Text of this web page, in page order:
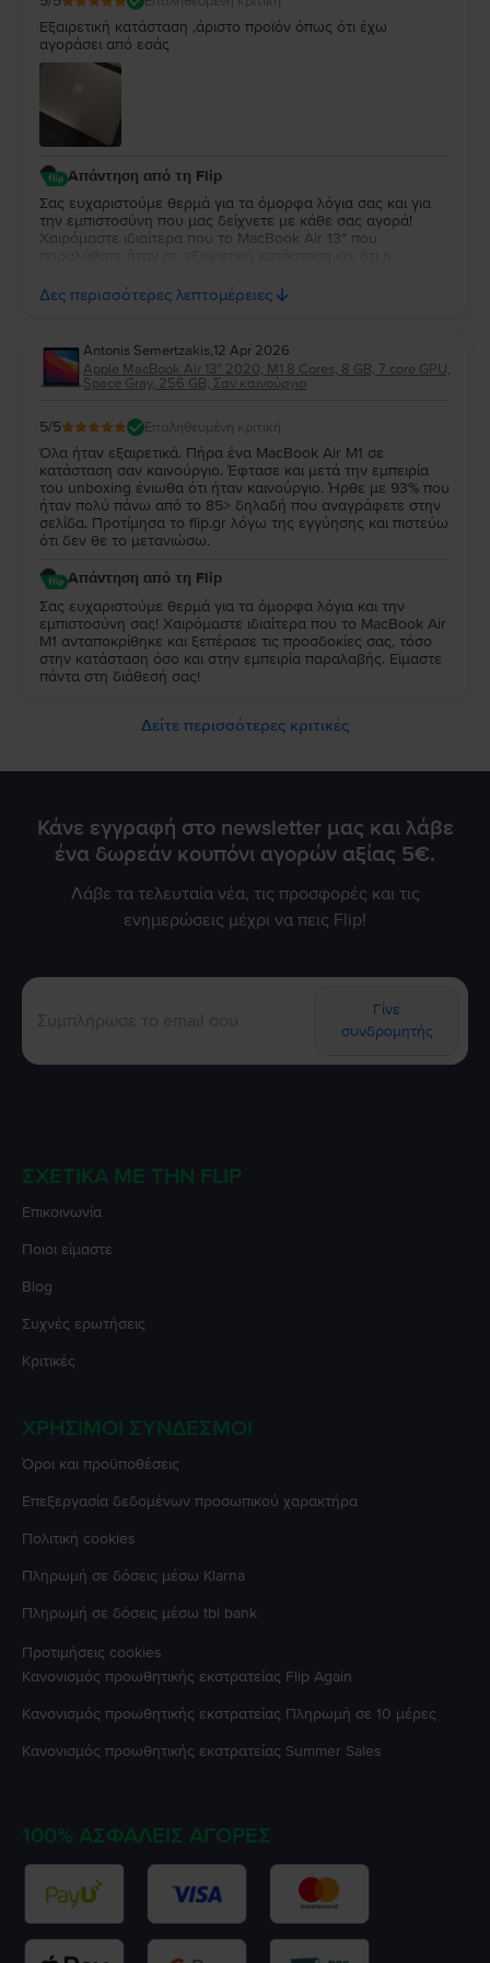
Εξαιρετική κατάσταση ,άριστο προϊόν όπως ότι έχω
αγοράσει από εσάς
Απάντηση από τη Flip
Σας ευχαριστούμε θερμά για τα όμορφα λόγια σας και για
την εμπιστοσύνη που μας δείχνετε με κάθε σας αγορά!
Χαιρόμαστε ιδιαίτερα που το MacBook Air 13″ που
σας. Η διαχρονική σας προτίμηση είναι η μεγαλύτερη
επιβράβευση για την ομάδα μας. Θα χαρούμε να σας
Δες περισσότερες λεπτομέρειες
Antonis Semertzakis,12 Apr 2026
Apple MacBook Air 13″ 2020, M1 8 Cores, 8 GB, 7 core GPU,
Space Gray, 256 GB, Σαν καινούργιο
5/5 Επαληθευμένη κριτική
Όλα ήταν εξαιρετικά. Πήρα ένα MacBook Air M1 σε
κατάσταση σαν καινούργιο. Έφτασε και μετά την εμπειρία
του unboxing ένιωθα ότι ήταν καινούργιο. Ήρθε με 93% που
ήταν πολύ πάνω από το 85> δηλαδή που αναγράφετε στην
σελίδα. Προτίμησα το flip.gr λόγω της εγγύησης και πιστεύω
ότι δεν θε το μετανιώσω.
Απάντηση από τη Flip
Σας ευχαριστούμε θερμά για τα όμορφα λόγια και την
εμπιστοσύνη σας! Χαιρόμαστε ιδιαίτερα που το MacBook Air
M1 ανταποκρίθηκε και ξεπέρασε τις προσδοκίες σας, τόσο
στην κατάσταση όσο και στην εμπειρία παραλαβής. Είμαστε
πάντα στη διάθεσή σας!
Δείτε περισσότερες κριτικές
Κάνε εγγραφή στο newsletter μας και λάβε
ένα δωρεάν κουπόνι αγορών αξίας 5€.
Λάβε τα τελευταία νέα, τις προσφορές και τις
ενημερώσεις μέχρι να πεις Flip!
Γίνε
συνδρομητής
ΣΧΕΤΙΚΆ ΜΕ ΤΗΝ FLIP
Επικοινωνία
Ποιοι είμαστε
Blog
Συχνές ερωτήσεις
Κριτικές
ΧΡΉΣΙΜΟΙ ΣΎΝΔΕΣΜΟΙ
Όροι και προϋποθέσεις
Επεξεργασία δεδομένων προσωπικού χαρακτήρα
Πολιτική cookies
Πληρωμή σε δόσεις μέσω Klarna
Πληρωμή σε δόσεις μέσω tbi bank
Προτιμήσεις cookies
Κανονισμός προωθητικής εκστρατείας Flip Again
Κανονισμός προωθητικής εκστρατείας Πληρωμή σε 10 μέρες
Κανονισμός προωθητικής εκστρατείας Summer Sales
100% ΑΣΦΑΛΕΊΣ ΑΓΟΡΈΣ